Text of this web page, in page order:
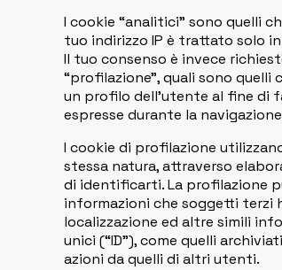
I cookie “analitici” sono quelli
tuo indirizzo IP è trattato solo
Il tuo consenso è invece
“profilazione”, quali sono
un profilo dell’utente al fine di
espresse durante la
I cookie di profilazione
stessa natura, attraverso
di identificarti. La profilazione
informazioni che soggetti terzi
localizzazione ed altre simili
unici (“ID”), come quelli
azioni da quelli di altri utenti.